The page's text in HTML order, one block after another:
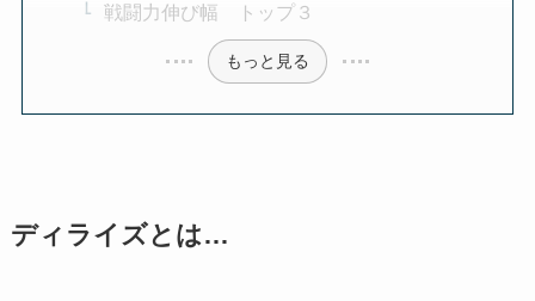
戦闘力伸び幅 トップ３
もっと見る
ディライズとは…